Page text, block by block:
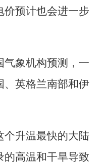
价预计也会进一步
气象机构预测，一
、英格兰南部和伊
个升温最快的大陆
的高温和干旱导致